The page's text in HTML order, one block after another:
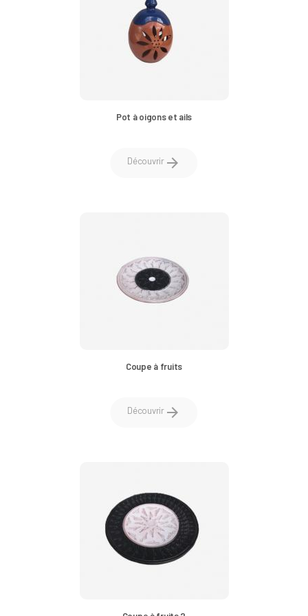
Pot à oigons et ails
Découvrirarrow_forward
Coupe à fruits
Découvrirarrow_forward